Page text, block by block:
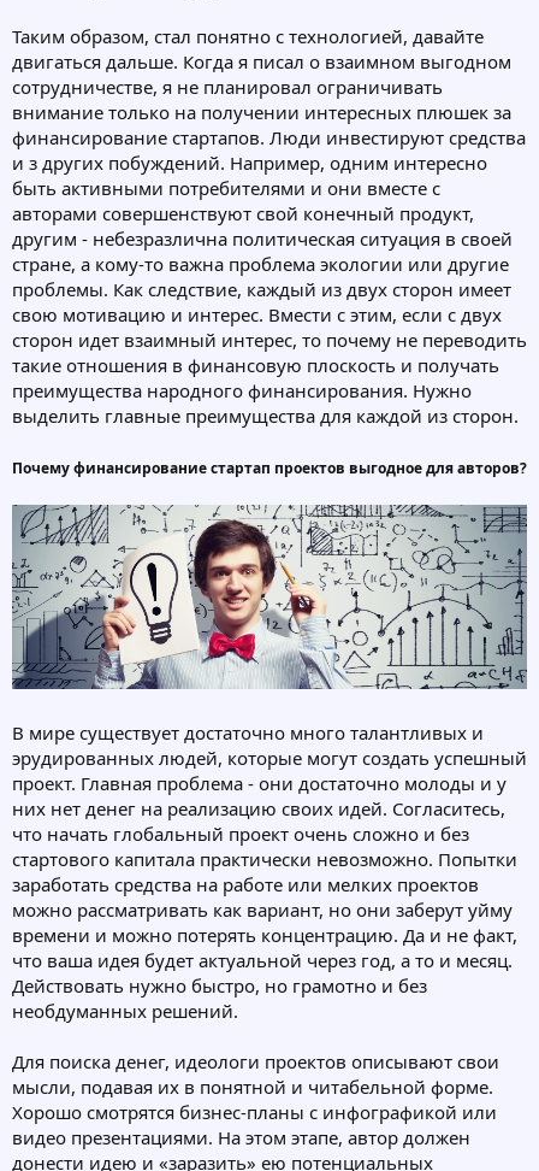
Таким образом, стал понятно с технологией, давайте
двигаться дальше. Когда я писал о взаимном выгодном
сотрудничестве, я не планировал ограничивать
внимание только на получении интересных плюшек за
финансирование стартапов. Люди инвестируют средства
и з других побуждений. Например, одним интересно
быть активными потребителями и они вместе с
авторами совершенствуют свой конечный продукт,
другим - небезразлична политическая ситуация в своей
стране, а кому-то важна проблема экологии или другие
проблемы. Как следствие, каждый из двух сторон имеет
свою мотивацию и интерес. Вмести с этим, если с двух
сторон идет взаимный интерес, то почему не переводить
такие отношения в финансовую плоскость и получать
преимущества народного финансирования. Нужно
выделить главные преимущества для каждой из сторон.
Почему финансирование стартап проектов выгодное для авторов?
В мире существует достаточно много талантливых и
эрудированных людей, которые могут создать успешный
проект. Главная проблема - они достаточно молоды и у
них нет денег на реализацию своих идей. Согласитесь,
что начать глобальный проект очень сложно и без
стартового капитала практически невозможно. Попытки
заработать средства на работе или мелких проектов
можно рассматривать как вариант, но они заберут уйму
времени и можно потерять концентрацию. Да и не факт,
что ваша идея будет актуальной через год, а то и месяц.
Действовать нужно быстро, но грамотно и без
необдуманных решений.
Для поиска денег, идеологи проектов описывают свои
мысли, подавая их в понятной и читабельной форме.
Хорошо смотрятся бизнес-планы с инфографикой или
видео презентациями. На этом этапе, автор должен
донести идею и «заразить» ею потенциальных